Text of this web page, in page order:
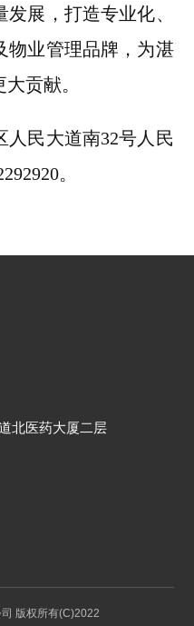
展，打造专业化、
物业管理品牌，为湛
贡献。
人民大道南32号人民
。
北医药大厦二层
司 版权所有(C)2022